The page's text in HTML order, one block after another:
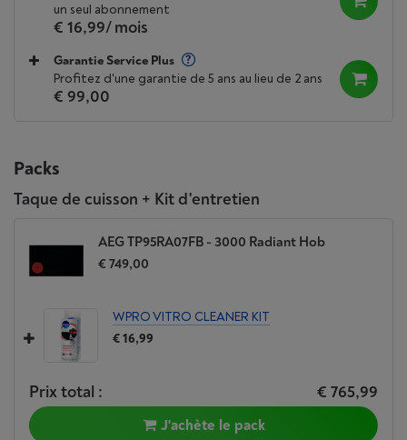
un seul abonnement
€ 16,99/ mois
Garantie Service Plus
Profitez d'une garantie de 5 ans au lieu de 2 ans
€ 99,00
Packs
Taque de cuisson + Kit d'entretien
AEG TP95RA07FB - 3000 Radiant Hob
€ 749,00
WPRO VITRO CLEANER KIT
€ 16,99
Prix total : € 765,99
J'achète le pack